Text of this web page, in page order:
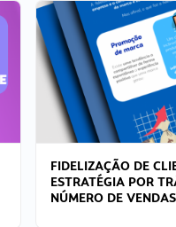
FIDELIZAÇÃO DE
ESTRATÉGIA POR
NÚMERO DE VENDAS